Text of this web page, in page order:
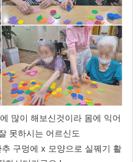
많이 해보신것이라 몸에 익어
못하시는 어르신도
구멍에 x 모양으로 실꿰기 활